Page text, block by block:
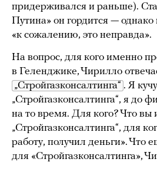
придерживался и раньше).
Путина» он гордится — однако
«к сожалению, это неправда».
На вопрос, для кого именно
в Геленджике, Чирилло
„Стройгазконсалтинга“ . Я
„Стройгазконсалтинга“, я до
на то время. Для кого? Что вы
„Стройгазконсалтинга“, для
работу, получил деньги». Что
для «Стройгазконсалтинга»,